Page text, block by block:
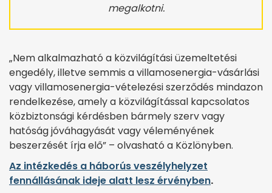
megalkotni.
„Nem alkalmazható a közvilágítási üzemeltetési
engedély, illetve semmis a villamosenergia-vásárlási
vagy villamosenergia-vételezési szerződés mindazon
rendelkezése, amely a közvilágítással kapcsolatos
közbiztonsági kérdésben bármely szerv vagy
hatóság jóváhagyását vagy véleményének
beszerzését írja elő” – olvasható a Közlönyben.
Az intézkedés a háborús veszélyhelyzet
fennállásának ideje alatt lesz érvényben.